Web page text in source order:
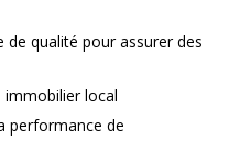
de qualité pour assurer des
immobilier local
performance de